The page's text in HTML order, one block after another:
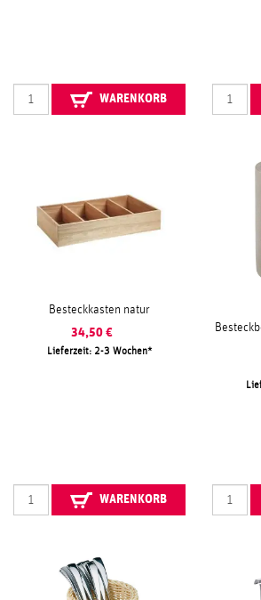
WARENKORB
Besteckkasten natur
34,50 €
Lieferzeit: 2-3 Wochen
WARENKORB